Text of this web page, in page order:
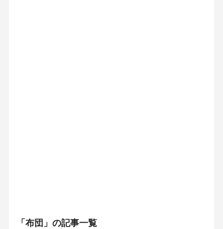
「布団」の記事一覧